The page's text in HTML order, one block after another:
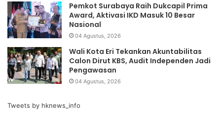
Pemkot Surabaya Raih Dukcapil Prima
Award, Aktivasi IKD Masuk 10 Besar
Nasional
04 Agustus, 2026
Wali Kota Eri Tekankan Akuntabilitas
Calon Dirut KBS, Audit Independen Jadi
Pengawasan
04 Agustus, 2026
Tweets by hknews_info